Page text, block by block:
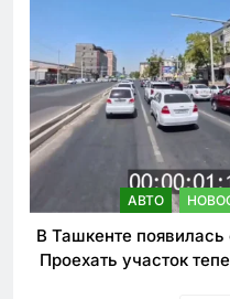
АВТО
В Ташкенте
Проехать участок